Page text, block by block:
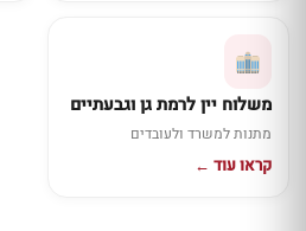
משלוח יין לרמת גן וגבעתיים
מתנות למשרד ולעובדים
קראו עוד ←